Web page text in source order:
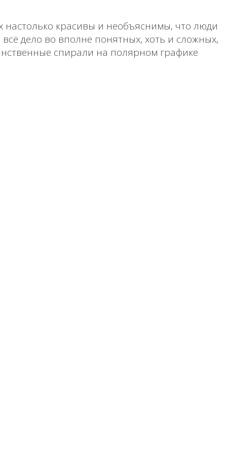
настолько красивы и необъяснимы, что люди
дело во вполне понятных, хоть и сложных,
спирали на полярном графике